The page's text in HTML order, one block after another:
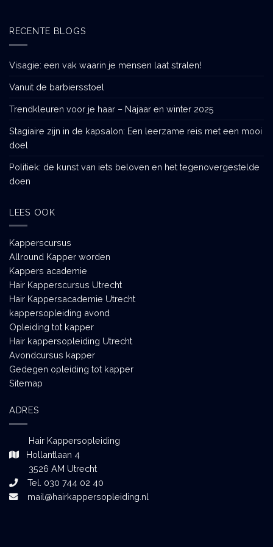
RECENTE BLOGS
Visagie: een vak waarin je mensen laat stralen!
Vanuit de barbiersstoel
Trendkleuren voor je haar – Najaar en winter 2025
Stagiaire zijn in de kapsalon: Een leerzame reis met een mooi
doel
Politiek: de kunst van iets beloven en het tegenovergestelde
doen
LEES OOK
Kapperscursus
Allround Kapper worden
Kappers academie
Hair Kapperscursus Utrecht
Hair Kappersacademie Utrecht
kappersopleiding avond
Opleiding tot kapper
Hair kappersopleiding Utrecht
Avondcursus kapper
Gedegen opleiding tot kapper
Sitemap
ADRES
Hair Kappersopleiding
Hollantlaan 4
3526 AM Utrecht
Tel. 030 744 02 40
mail@hairkappersopleiding.nl